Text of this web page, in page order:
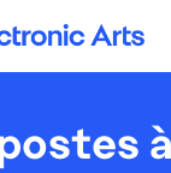
Electronic Arts